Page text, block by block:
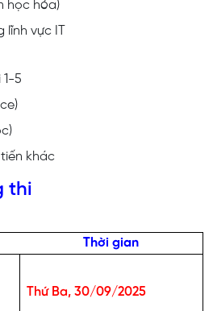
học hóa)
vực IT
1-5
khác
thi
Thời gian
Thứ Ba, 30/09/2025